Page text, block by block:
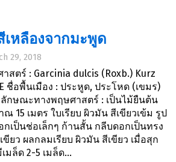
หลืองจากมะพูด
29, 2018
สตร์ : Garcinia dulcis (Roxb.) Kurz
ชื่อพื้นเมือง : ประหูด, ประโหด (เขมร)
กษณะทางพฤษศาสตร์ : เป็นไม้ยืนต้น
15 เมตร ใบเรียบ ผิวมัน สีเขียวเข้ม รูป
เป็นช่อเล็กๆ ก้านสั้น กลีบดอกเป็นทรง
ยว ผลกลมเรียบ ผิวมัน สีเขียว เมื่อสุก
มล็ด 2-5 เมล็ด...